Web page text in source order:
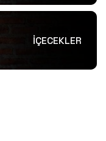
İÇECEKLER